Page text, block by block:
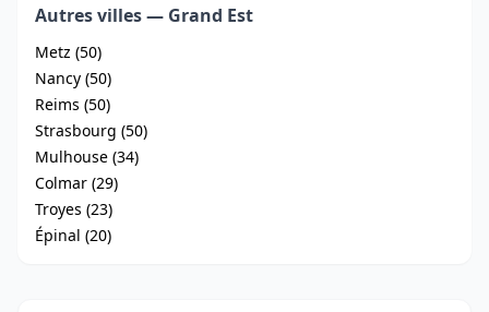
Autres villes — Grand Est
Metz (50)
Nancy (50)
Reims (50)
Strasbourg (50)
Mulhouse (34)
Colmar (29)
Troyes (23)
Épinal (20)